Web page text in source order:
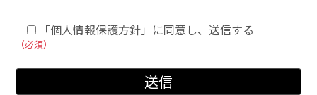
「個人情報保護方針」に同意し、送信する
（必須）